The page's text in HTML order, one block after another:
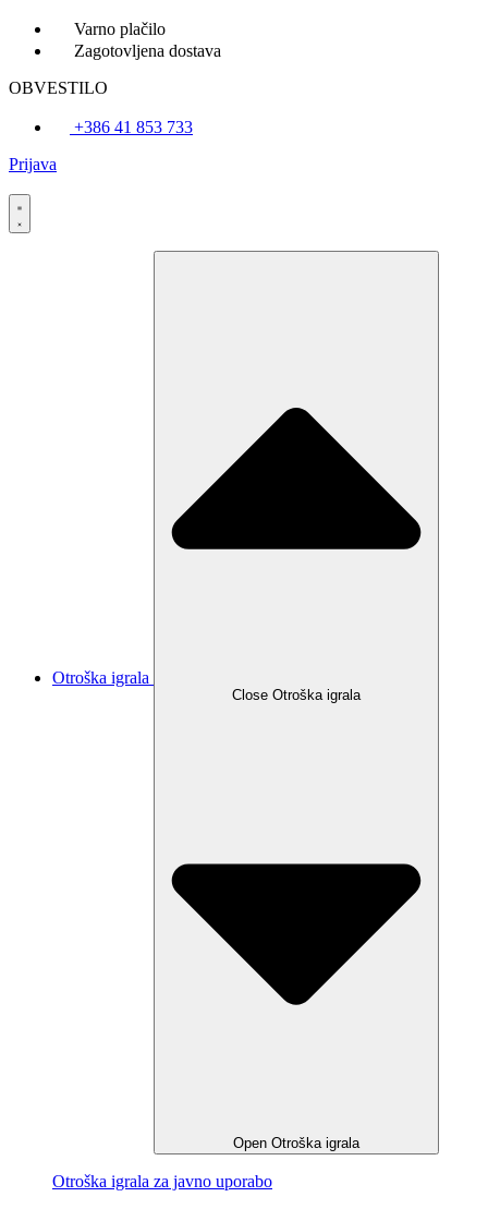
Skip
Varno plačilo
Zagotovljena dostava
OBVESTILO
+386 41 853 733
Prijava
Otroška igrala
Close Otroška igrala
Open Otroška igrala
Otroška igrala za javno uporabo